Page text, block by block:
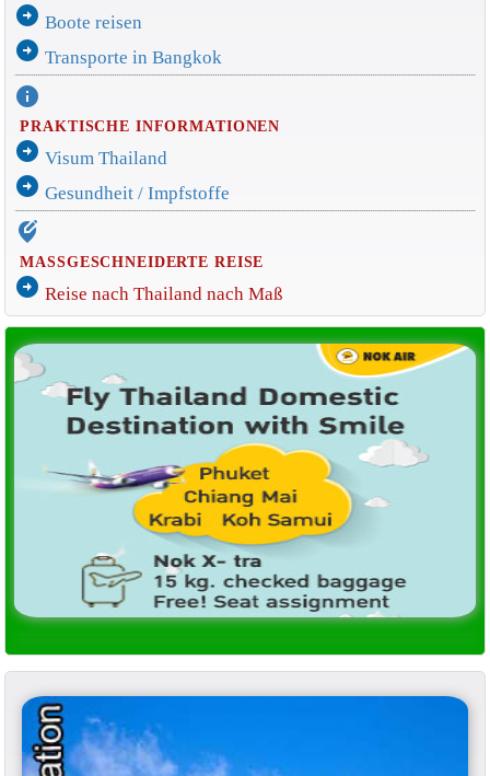
arrow_circle_right Boote reisen
arrow_circle_right Transporte in Bangkok
info
PRAKTISCHE INFORMATIONEN
arrow_circle_right Visum Thailand
arrow_circle_right Gesundheit / Impfstoffe
edit_location_alt
MASSGESCHNEIDERTE REISE
arrow_circle_right Reise nach Thailand nach Maß